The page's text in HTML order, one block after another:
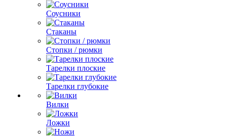
Соусники
Стаканы
Стопки / рюмки
Тарелки плоские
Тарелки глубокие
Вилки
Ложки